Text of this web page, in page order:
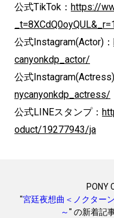
公式TikTok： https://
_t=8XCdQ0oyQUL&_r=1
公式Instagram(Actor)：
canyonkdp_actor/
公式Instagram(Actress)
nycanyonkdp_actress/
公式LINEスタンプ：
oduct/19277943/ja
PONY
"宮廷夜想曲＜ノクター
～" の新着記